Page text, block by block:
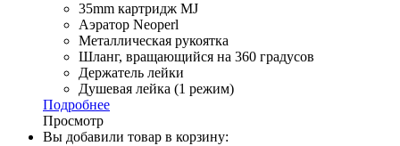
35mm картридж MJ
Аэратор Neoperl
Металлическая рукоятка
Шланг, вращающийся на 360 градусов
Держатель лейки
Душевая лейка (1 режим)
Подробнее
Просмотр
Вы добавили товар в корзину: